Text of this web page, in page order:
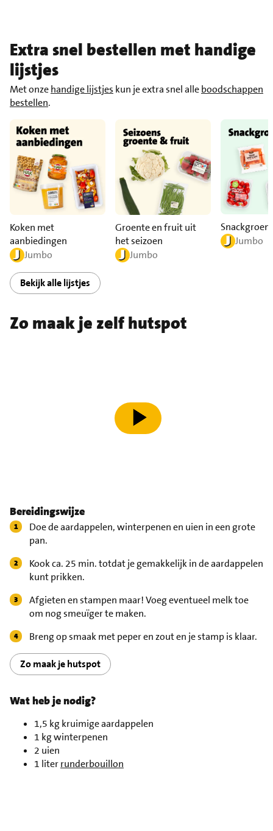
Extra snel bestellen met handige
lijstjes
Met onzehandige lijstjes kun je extra snel alleboodschappen
bestellen.
Koken met
aanbiedingen
Jumbo
Groente en fruit uit
het seizoen
Jumbo
Jumbo
Bekijk alle lijstjes
Zo maak je zelf hutspot
speel video af
Bereidingswijze
Doe de aardappelen, winterpenen en uien in een grote
pan.
Kook ca. 25 min. totdat je gemakkelijk in de aardappelen
kunt prikken.
Afgieten en stampen maar! Voeg eventueel melk toe
om nog smeuïger te maken.
Breng op smaak met peper en zout en je stamp is klaar.
Zo maak je hutspot
Wat heb je nodig?
1,5 kg kruimige aardappelen
1 kg winterpenen
2 uien
1 literrunderbouillon